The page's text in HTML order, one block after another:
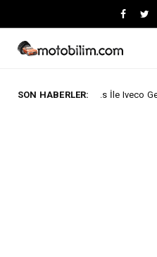
SON HABERLER:
İle Iveco Geliştirilecek Yeni